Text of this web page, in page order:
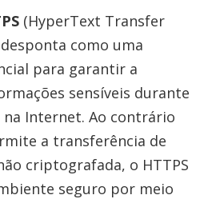
(HyperText Transfer
como uma
para garantir a
sensíveis durante
na Internet. Ao contrário
a transferência de
criptografada, o HTTPS
seguro por meio